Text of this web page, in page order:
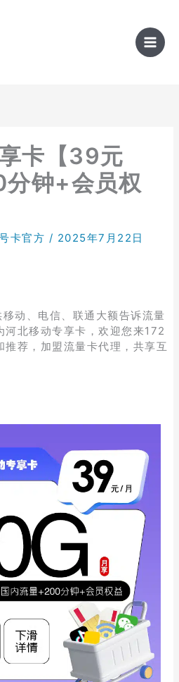
卡【39元
钟+会员权
卡官方 / 2025年7月22日
移动、电信、联通大额告诉流量
河北移动专享卡，欢迎您来172
荐，加盟流量卡代理，共享互